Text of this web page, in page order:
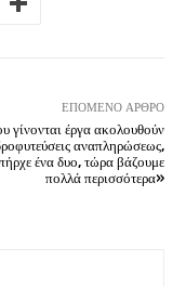
ΕΠΌΜΕΝΟ ΆΡΘΡΟ
γίνονται έργα ακολουθούν
αναπληρώσεως,
ένα δυο, τώρα βάζουμε
πολλά περισσότερα»